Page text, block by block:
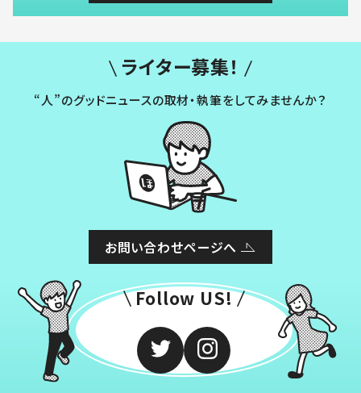
ライター募集！
“人”のグッドニュースの取材・執筆をしてみませんか？
お問い合わせページへ
Follow US!